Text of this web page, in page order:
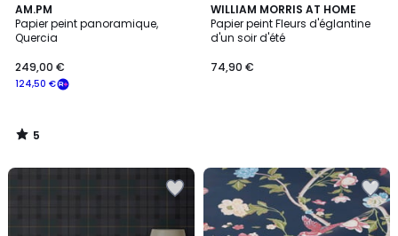
AM.PM
Papier peint panoramique,
Quercia
€
souscrivez
notre
programme
124,50 €
249,00 €
5
/
5
5
/
WILLIAM MORRIS AT HOME
Papier peint Fleurs d'églantine
d'un soir d'été
74,90 €